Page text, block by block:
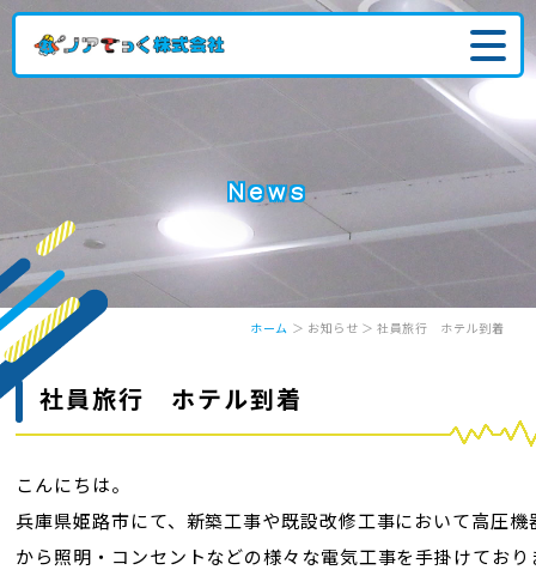
News
ホーム ＞ お知らせ ＞ 社員旅行 ホテル到着
社員旅行 ホテル到着
こんにちは。
兵庫県姫路市にて、 新築工事や既設改修工事において 高圧機
から照明・コンセントなどの様々な電気工事を手掛けており